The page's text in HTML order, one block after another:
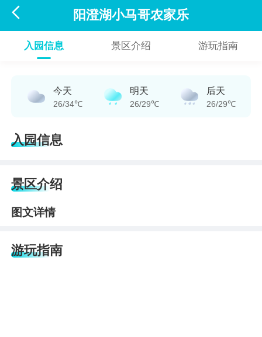
 阳澄湖小马哥农家乐
入园信息 景区介绍 游玩指南
今天
26/34℃
明天
26/29℃
后天
26/29℃
入园信息
景区介绍
图文详情
游玩指南